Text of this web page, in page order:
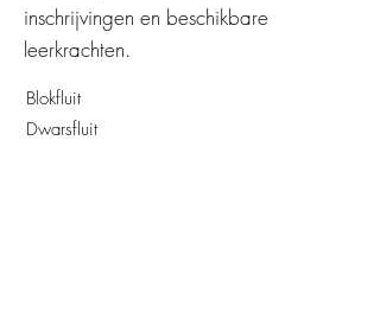
inschrijvingen en beschikbare
leerkrachten.
Blokfluit
Dwarsfluit